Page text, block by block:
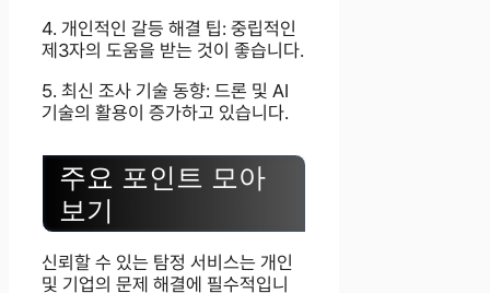
4. 개인적인 갈등 해결 팁: 중립적인
제3자의 도움을 받는 것이 좋습니다.
5. 최신 조사 기술 동향: 드론 및 AI
기술의 활용이 증가하고 있습니다.
주요 포인트 모아
보기
신뢰할 수 있는 탐정 서비스는 개인
및 기업의 문제 해결에 필수적입니